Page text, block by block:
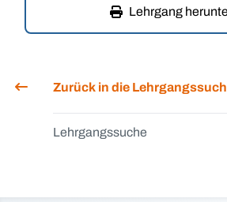
Lehrgang
Zurück in die
Lehrgangssuche